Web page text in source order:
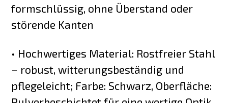
formschlüssig, ohne Überstand oder
störende Kanten
• Hochwertiges Material: Rostfreier Stahl
– robust, witterungsbeständig und
pflegeleicht; Farbe: Schwarz, Oberfläche: